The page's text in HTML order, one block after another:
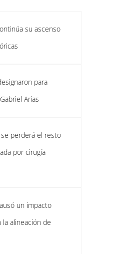
su ascenso
para
Arias
se perderá el resto
por cirugía
un impacto
alineación de